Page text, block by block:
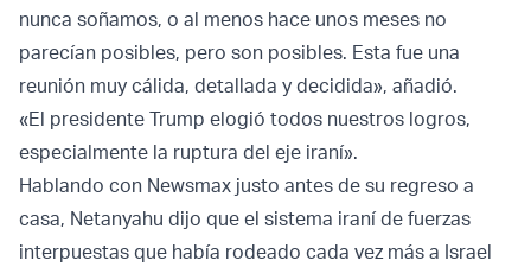
nunca soñamos, o al menos hace unos meses no
parecían posibles, pero son posibles. Esta fue una
reunión muy cálida, detallada y decidida», añadió.
«El presidente Trump elogió todos nuestros logros,
especialmente la ruptura del eje iraní».
Hablando con Newsmax justo antes de su regreso a
casa, Netanyahu dijo que el sistema iraní de fuerzas
interpuestas que había rodeado cada vez más a Israel